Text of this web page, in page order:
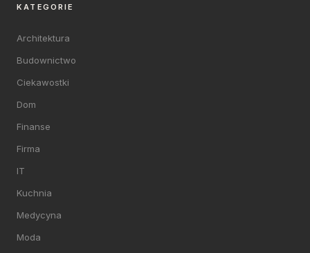
KATEGORIE
Architektura
Budownictwo
Ciekawostki
Dom
Finanse
Firma
IT
Kuchnia
Medycyna
Moda